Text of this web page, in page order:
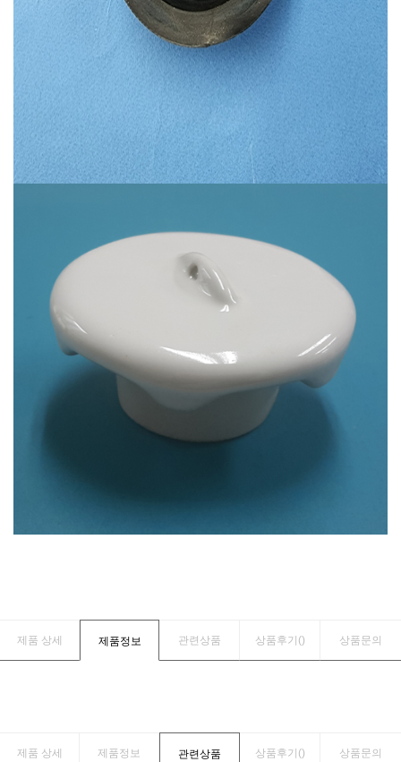
제품 상세 제품정보 관련상품 상품후기() 상품문의
제품 상세 제품정보 관련상품 상품후기() 상품문의